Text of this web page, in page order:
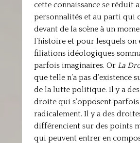
cette connaissance se réduit
personnalités et au parti qui
devant de la scène à un
l’histoire et pour lesquels on
filiations idéologiques
parfois imaginaires. Or La
que telle n’a pas d’existence
de la lutte politique. Il y a
droite qui s’opposent parfois
radicalement. Il y a des
différencient sur des points
qui peuvent entrer en